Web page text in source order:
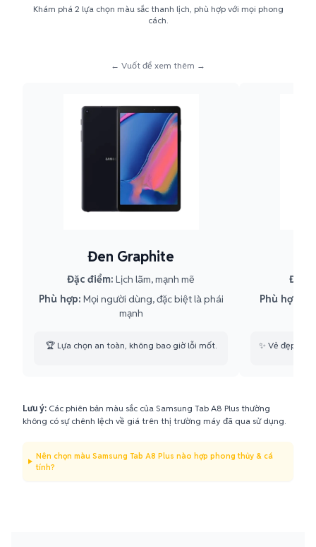
Khám phá 2 lựa chọn màu sắc thanh lịch, phù hợp với mọi phong
cách.
← Vuốt để xem thêm →
Đen Graphite
Đặc điểm: Lịch lãm, mạnh mẽ
Phù hợp: Mọi người dùng, đặc biệt là phái
mạnh
🏆 Lựa chọn an toàn, không bao giờ lỗi mốt.
Đặc
Phù hợp:
✨ Vẻ đẹp
Lưu ý: Các phiên bản màu sắc của Samsung Tab A8 Plus thường
không có sự chênh lệch về giá trên thị trường máy đã qua sử dụng.
Nên chọn màu Samsung Tab A8 Plus nào hợp phong thủy & cá
tính?